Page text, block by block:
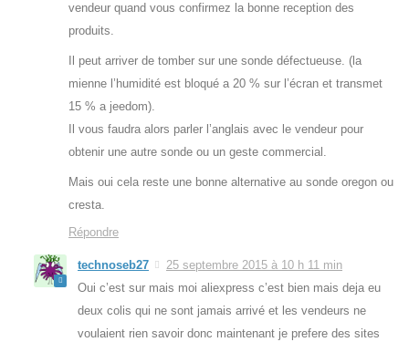
vendeur quand vous confirmez la bonne reception des
produits.
Il peut arriver de tomber sur une sonde défectueuse. (la
mienne l’humidité est bloqué a 20 % sur l’écran et transmet
15 % a jeedom).
Il vous faudra alors parler l’anglais avec le vendeur pour
obtenir une autre sonde ou un geste commercial.
Mais oui cela reste une bonne alternative au sonde oregon ou
cresta.
Répondre
technoseb27
25 septembre 2015 à 10 h 11 min
Oui c’est sur mais moi aliexpress c’est bien mais deja eu
deux colis qui ne sont jamais arrivé et les vendeurs ne
voulaient rien savoir donc maintenant je prefere des sites